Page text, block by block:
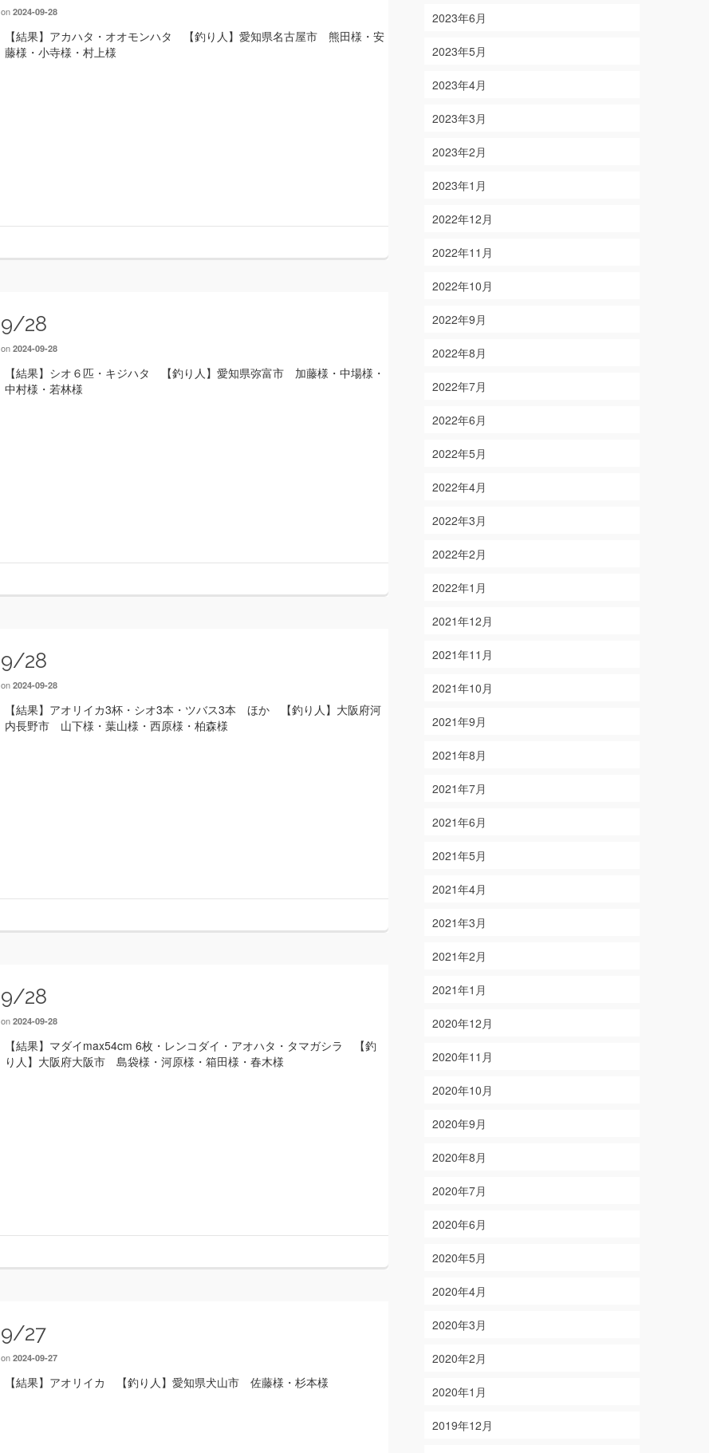
on 2024-09-28
【結果】アカハタ・オオモンハタ 【釣り人】愛知県名古屋市 熊田様・安
藤様・小寺様・村上様
9/28
on 2024-09-28
【結果】シオ６匹・キジハタ 【釣り人】愛知県弥富市 加藤様・中場様・
中村様・若林様
9/28
on 2024-09-28
【結果】アオリイカ3杯・シオ3本・ツバス3本 ほか 【釣り人】大阪府河
内長野市 山下様・葉山様・西原様・柏森様
9/28
on 2024-09-28
【結果】マダイmax54cm 6枚・レンコダイ・アオハタ・タマガシラ 【釣
り人】大阪府大阪市 島袋様・河原様・箱田様・春木様
9/27
on 2024-09-27
【結果】アオリイカ 【釣り人】愛知県犬山市 佐藤様・杉本様
2023年6月
2023年5月
2023年4月
2023年3月
2023年2月
2023年1月
2022年12月
2022年11月
2022年10月
2022年9月
2022年8月
2022年7月
2022年6月
2022年5月
2022年4月
2022年3月
2022年2月
2022年1月
2021年12月
2021年11月
2021年10月
2021年9月
2021年8月
2021年7月
2021年6月
2021年5月
2021年4月
2021年3月
2021年2月
2021年1月
2020年12月
2020年11月
2020年10月
2020年9月
2020年8月
2020年7月
2020年6月
2020年5月
2020年4月
2020年3月
2020年2月
2020年1月
2019年12月